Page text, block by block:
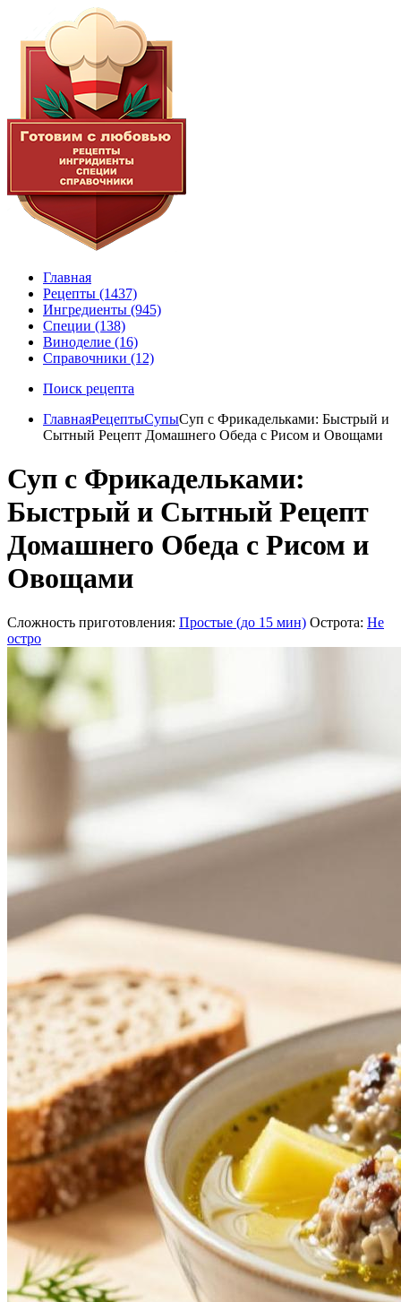
Главная
Рецепты (1437)
Ингредиенты (945)
Специи (138)
Виноделие (16)
Справочники (12)
Поиск рецепта
ГлавнаяРецептыСупыСуп с Фрикадельками: Быстрый и
Сытный Рецепт Домашнего Обеда с Рисом и Овощами
Суп с Фрикадельками:
Быстрый и Сытный Рецепт
Домашнего Обеда с Рисом и
Овощами
Сложность приготовления: Простые (до 15 мин) Острота: Не
остро